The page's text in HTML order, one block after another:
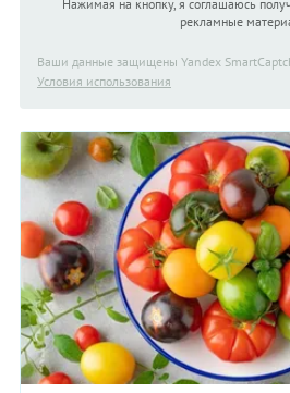
Нажимая на кнопку, я соглашаюсь
рекламные
Ваши данные защищены Yandex
Условия использования